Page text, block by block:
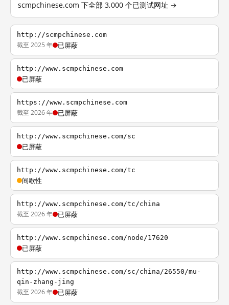
scmpchinese.com 下全部 3,000 个已测试网址 →
http://scmpchinese.com
截至 2025 年 已屏蔽
http://www.scmpchinese.com
已屏蔽
https://www.scmpchinese.com
截至 2026 年 已屏蔽
http://www.scmpchinese.com/sc
已屏蔽
http://www.scmpchinese.com/tc
间歇性
http://www.scmpchinese.com/tc/china
截至 2026 年 已屏蔽
http://www.scmpchinese.com/node/17620
已屏蔽
http://www.scmpchinese.com/sc/china/26550/mu-
qin-zhang-jing
截至 2026 年 已屏蔽